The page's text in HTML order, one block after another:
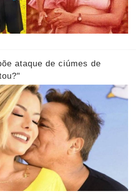
ataque de ciúmes de